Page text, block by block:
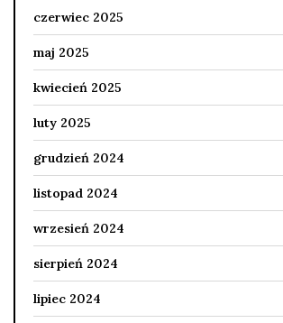
czerwiec 2025
maj 2025
kwiecień 2025
luty 2025
grudzień 2024
listopad 2024
wrzesień 2024
sierpień 2024
lipiec 2024